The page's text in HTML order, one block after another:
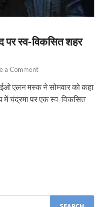
पर स्व-विकसित शहर
a Comment
एलन मस्क ने सोमवार को कहा
चंद्रमा पर एक स्व-विकसित